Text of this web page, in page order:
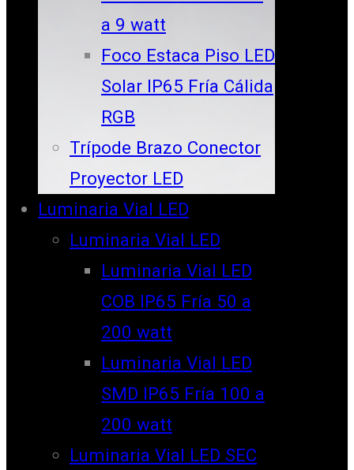
a 9 watt
Foco Estaca Piso LED
Solar IP65 Fría Cálida
RGB
Trípode Brazo Conector
Proyector LED
Luminaria Vial LED
Luminaria Vial LED
Luminaria Vial LED
COB IP65 Fría 50 a
200 watt
Luminaria Vial LED
SMD IP65 Fría 100 a
200 watt
Luminaria Vial LED SEC